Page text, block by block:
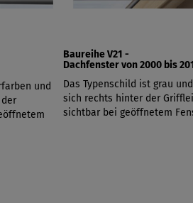
und
Baureihe V21 -
Dachfenster von2000 bis
Das Typenschild ist grau
sich rechts hinter der
sichtbar bei geöffnetem